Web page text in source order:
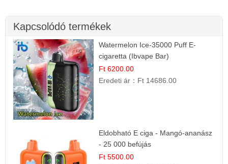
Kapcsolódó termékek
Watermelon Ice-35000 Puff E-
cigaretta (Ibvape Bar)
Ft 6200.00
Eredeti ár： Ft 14686.00
Eldobható E ciga - Mangó-ananász
- 25 000 befújás
Ft 5500.00